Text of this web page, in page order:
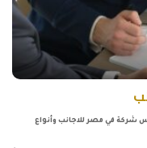
شركة في مصر للاجانب وأنواع